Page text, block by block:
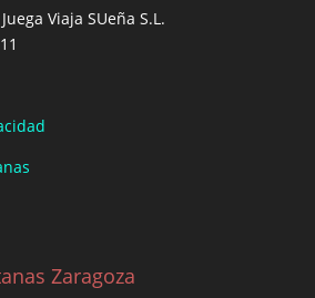
Viaja SUeña S.L.
Zaragoza